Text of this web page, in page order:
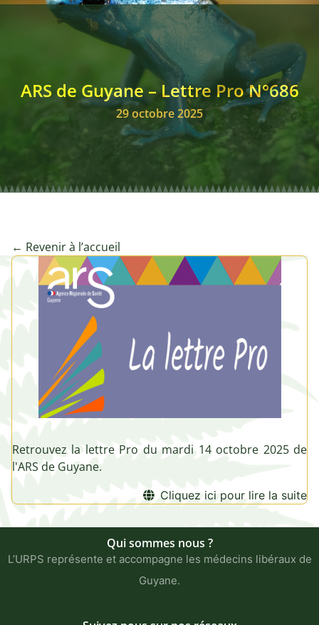
ARS de Guyane – Lettre Pro N°686
29 octobre 2025
← Revenir à l’accueil
Retrouvez la lettre Pro du mardi 14 octobre 2025 de
l'ARS de Guyane.
Cliquez ici pour lire la suite
Qui sommes nous ?
L’URPS représente et accompagne les médecins libéraux de
Guyane.